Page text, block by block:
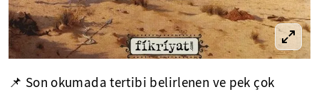
📌 Son okumada tertibi belirlenen ve pek çok